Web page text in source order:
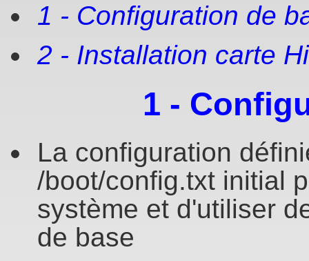
1 - Configuration de
2 - Installation carte
1 -
La configuration
/boot/config.txt initial
système et d'utiliser
de base